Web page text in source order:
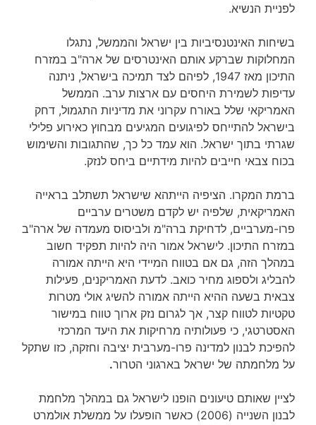
לפניית הנשיא.
בשיחות האינטנסיביות בין ישראל והממשל, נתגלו
המחלוקות שברקע אותם האינטרסים של ארה"ב במזרח
התיכון מאז 1947, לפיהם לצד תמיכה בישראל, ניתנה
עדיפות לשמירת היחסים עם ארצות ערב. הממשל
האמריקאי שלל באורח עקרוני את מדיניות התגמול, דחק
בישראל להתייחס לפיגועים המגיעים מבחוץ כאירוע פלילי
שגרתי בתוך ישראל. הוא עמד כל כך, שהתגובות והשימוש
בכוח צבאי חייבים להיות מידתיים ביחס לנזק.
ברמת המקרו. הציפיה הייתהא שישראל תשתלב בראייה
האמריקאית, שלפיה יש לקדם משטרים ערביים
פרו-מערביים, לדחיקת ברה"מ ולביסוס מעמדה של ארה"ב
במזרח התיכון. לישראל אמור היה להיות תפקיד חשוב
במהלך הזה, גם אם בטווח המיידי היא הייתה אמורה
להבליג ולספוג מחיר כואב. לדעת האמריקנים, פעילות
צבאית בשעה ההיא הייתה אמורה להשיג אולי מטרות
טקטיות לטווח קצר, אך לגרום נזק ארוך טווח במישור
האסטרטגי, כי פעולותיה מרחיקות את היעד המרכזי
להפיכת לבנון למדינה פרו-מערבית יציבה וחזקה, כזו שתקל
על מלחמתה של ישראל בארגוני הטרור.
לציין שאותם טיעונים הופנו לישראל גם במהלך מלחמת
לבנון השנייה (2006) כאשר הופעלו על ממשלת אולמרט